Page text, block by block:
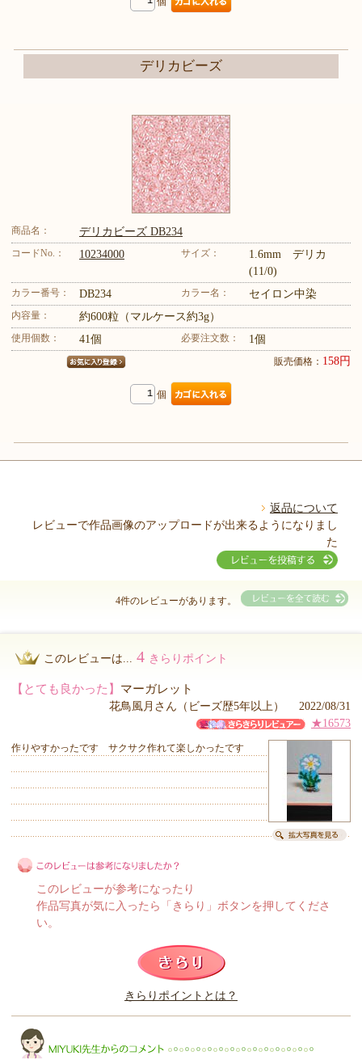
デリカビーズ
商品名： デリカビーズ DB234
コードNo.： 10234000 サイズ：
1.6mm デリカ
(11/0)
カラー番号： DB234 カラー名： セイロン中染
内容量： 約600粒（マルケース約3g）
使用個数： 41個 必要注文数： 1個
販売価格： 158円
個
返品について
レビューで作品画像のアップロードが出来るようになりまし
た
4件のレビューがあります。
このレビューは... 4 きらりポイント
【とても良かった】 マーガレット
花鳥風月さん（ビーズ歴5年以上） 2022/08/31
★16573
作りやすかったです サクサク作れて楽しかったです
このレビューは参考になりましたか？
このレビューが参考になったり
作品写真が気に入ったら「きらり」ボタンを押してくださ
い。
きらりポイントとは？